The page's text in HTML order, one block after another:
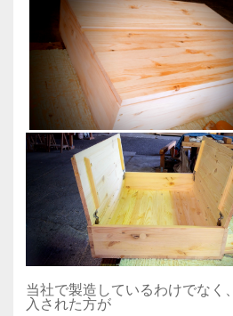
当社で製造しているわけでなく
入された方が